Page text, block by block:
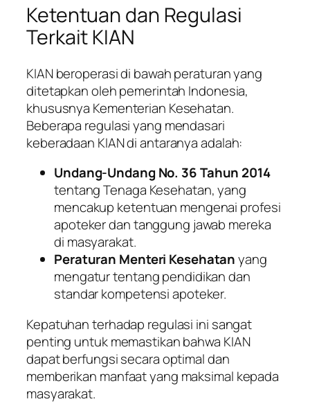
Ketentuan dan Regulasi
Terkait KIAN
KIAN beroperasi di bawah peraturan yang
ditetapkan oleh pemerintah Indonesia,
khususnya Kementerian Kesehatan.
Beberapa regulasi yang mendasari
keberadaan KIAN di antaranya adalah:
Undang-Undang No. 36 Tahun 2014
tentang Tenaga Kesehatan, yang
mencakup ketentuan mengenai profesi
apoteker dan tanggung jawab mereka
di masyarakat.
Peraturan Menteri Kesehatanyang
mengatur tentang pendidikan dan
standar kompetensi apoteker.
Kepatuhan terhadap regulasi ini sangat
penting untuk memastikan bahwa KIAN
dapat berfungsi secara optimal dan
memberikan manfaat yang maksimal kepada
masyarakat.